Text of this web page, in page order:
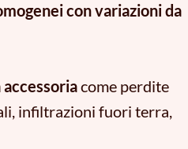
con variazioni da
accessoriacome perdite
infiltrazioni fuori terra,